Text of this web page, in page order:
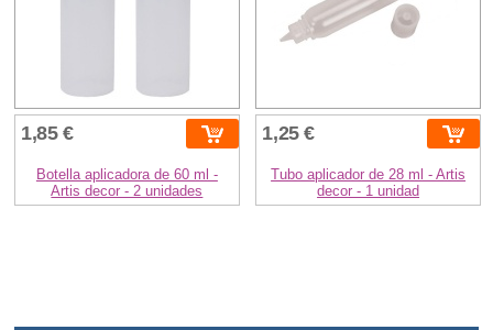
1,85 €
Botella aplicadora de 60 ml -
Artis decor - 2 unidades
1,25 €
Tubo aplicador de 28 ml - Artis
decor - 1 unidad